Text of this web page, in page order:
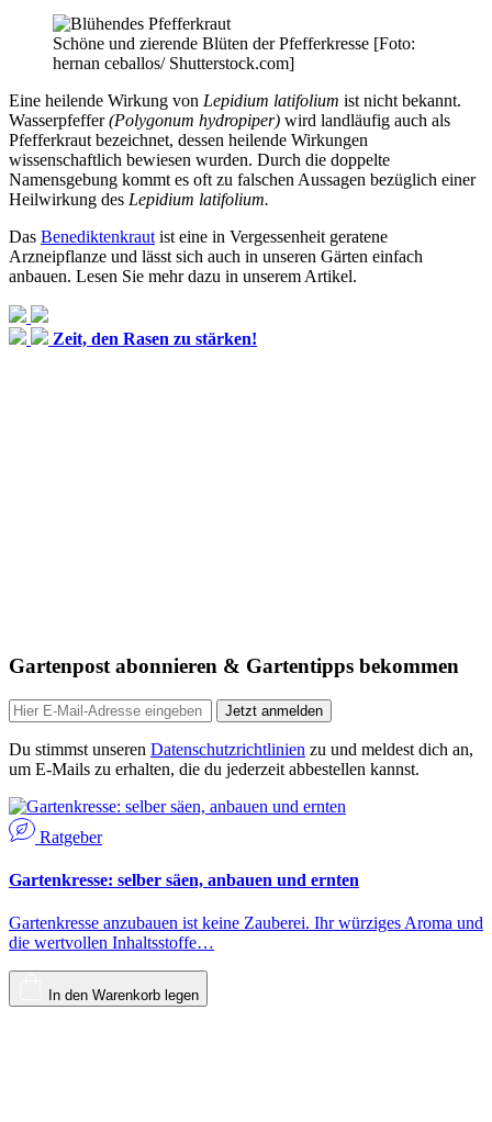
Schöne und zierende Blüten der Pfefferkresse [Foto:
hernan ceballos/ Shutterstock.com]
Eine heilende Wirkung von Lepidium latifolium ist nicht bekannt.
Wasserpfeffer(Polygonum hydropiper) wird landläufig auch als
Pfefferkraut bezeichnet, dessen heilende Wirkungen
wissenschaftlich bewiesen wurden. Durch die doppelte
Namensgebung kommt es oft zu falschen Aussagen bezüglich einer
Heilwirkung des Lepidium latifolium.
Das Benediktenkraut ist eine in Vergessenheit geratene
Arzneipflanze und lässt sich auch in unseren Gärten einfach
anbauen. Lesen Sie mehr dazu in unserem Artikel.
Zeit, den Rasen zu stärken!
Gartenpost abonnieren & Gartentipps bekommen
Jetzt anmelden
Du stimmst unseren Datenschutzrichtlinien zu und meldest dich an,
um E-Mails zu erhalten, die du jederzeit abbestellen kannst.
Ratgeber
Gartenkresse: selber säen, anbauen und ernten
Gartenkresse anzubauen ist keine Zauberei. Ihr würziges Aroma und
die wertvollen Inhaltsstoffe…
In den Warenkorb legen